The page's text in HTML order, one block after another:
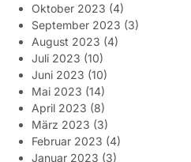
Oktober 2023 (4)
September 2023 (3)
August 2023 (4)
Juli 2023 (10)
Juni 2023 (10)
Mai 2023 (14)
April 2023 (8)
März 2023 (3)
Februar 2023 (4)
Januar 2023 (3)